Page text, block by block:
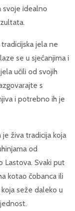
svoje idealno
jela ne
se u sjećanjima i
učili od svojih
s
i potrebno ih je
živa tradicija koja
od
Lastova. Svaki put
kotao čobanca ili
seže daleko u